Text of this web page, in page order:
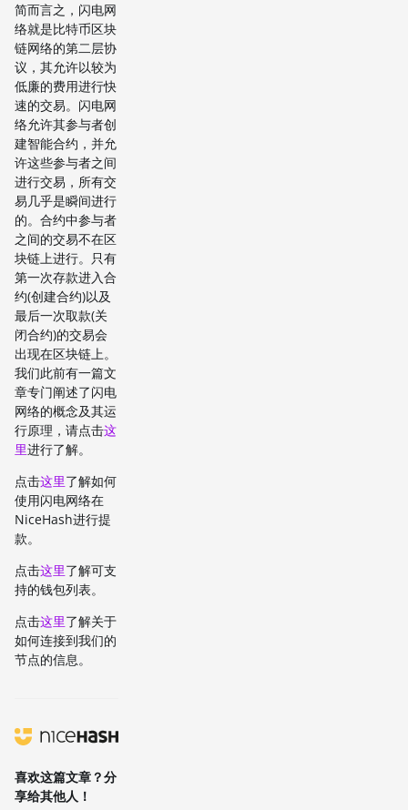
简而言之，闪电网
络就是比特币区块
链网络的第二层协
议，其允许以较为
低廉的费用进行快
速的交易。闪电网
络允许其参与者创
建智能合约，并允
许这些参与者之间
进行交易，所有交
易几乎是瞬间进行
的。合约中参与者
之间的交易不在区
块链上进行。只有
第一次存款进入合
约(创建合约)以及
最后一次取款(关
闭合约)的交易会
出现在区块链上。
我们此前有一篇文
章专门阐述了闪电
网络的概念及其运
行原理，请点击这
里进行了解。
点击这里了解如何
使用闪电网络在
NiceHash进行提
款。
点击这里了解可支
持的钱包列表。
点击这里了解关于
如何连接到我们的
节点的信息。
喜欢这篇文章？分
享给其他人！